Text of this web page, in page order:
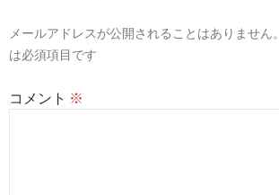
メールアドレスが公開されることはありません。
は必須項目です
コメント ※